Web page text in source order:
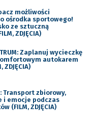
możliwości
ośrodka sportowego!
ze sztuczną
ZDJĘCIA)
Zaplanuj wycieczkę
autokarem
ZDJĘCIA)
Transport zbiorowy,
i emocje podczas
(FILM, ZDJĘCIA)